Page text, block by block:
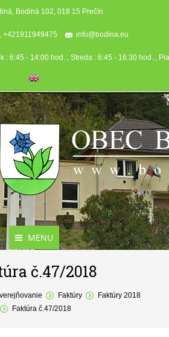
Bodiná 102, 018 15 Prečín
+421911949475 info@bodina.eu
: 6:45 - 14:00 hod. , Streda : 6:45 - 16:30 hod. ,
MENU
č.47/2018
Faktúry
Faktúry 2018
Faktúra č.47/2018